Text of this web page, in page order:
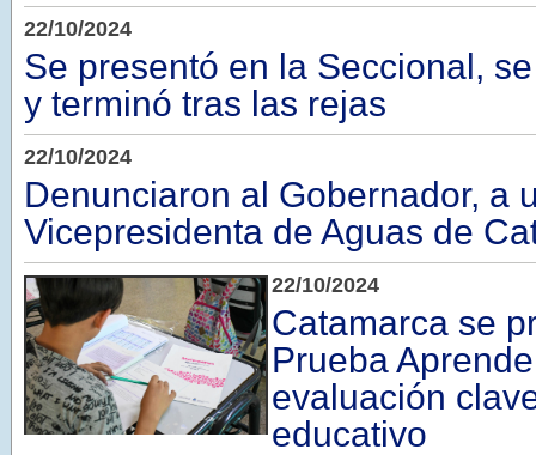
22/10/2024
Se presentó en la Seccional,
y terminó tras las rejas
22/10/2024
Denunciaron al Gobernador, a
Vicepresidenta de Aguas de
22/10/2024
Catamarca se
Prueba
evaluación
educativo